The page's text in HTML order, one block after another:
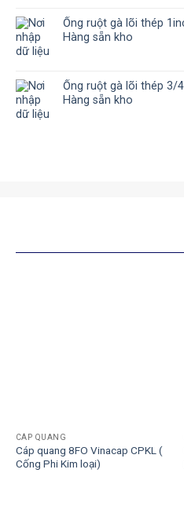
Ống ruột gà lõi thép
Hàng sẵn kho
Ống ruột gà lõi thép 3/
Hàng sẵn kho
CÁP QUANG
Cáp quang 8FO Vinacap CPKL (
Cống Phi Kim loại)